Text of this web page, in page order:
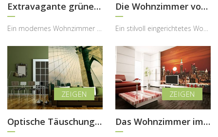
Extravagante grüne Orchidee
Ein modernes Wohnzimmer kann durch ein ausdrucksstarkes florales Motiv eine völlig neue Frische e...
Die Wohnzimmer von New York
Ein stilvoll eingerichtetes Wohnzimmer kann durch ein ikonisches Stadtmotiv eine völlig neue Atmo...
Optische Täuschung in Brooklyn Das Wohnzimmer im Stil der Großstadt